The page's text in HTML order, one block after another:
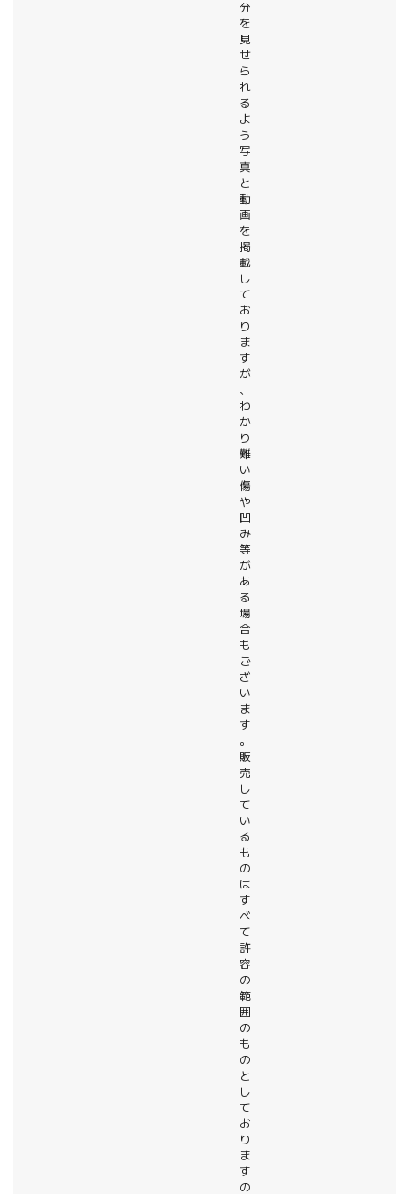
分
を
見
せ
ら
れ
る
よ
う
写
真
と
動
画
を
掲
載
し
て
お
り
ま
す
が
、
わ
か
り
難
い
傷
や
凹
み
等
が
あ
る
場
合
も
ご
ざ
い
ま
す
。
販
売
し
て
い
る
も
の
は
す
べ
て
許
容
の
範
囲
の
も
の
と
し
て
お
り
ま
す
の